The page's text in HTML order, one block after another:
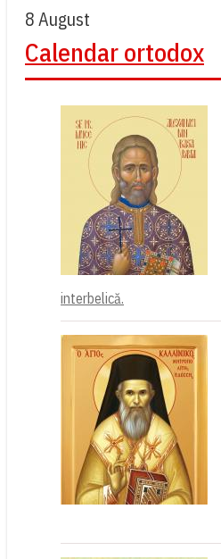
8 August
Calendar ortodox
interbelică.